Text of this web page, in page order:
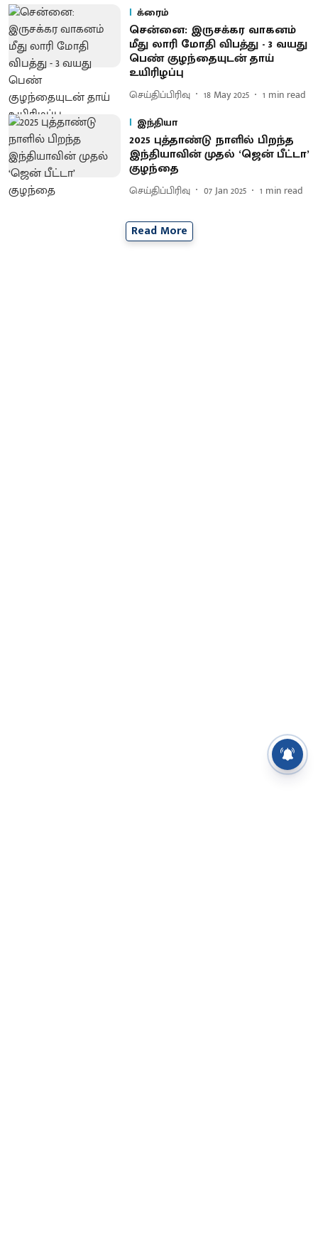
க்ரைம்
சென்னை: இருசக்கர வாகனம்
மீது லாரி மோதி விபத்து - 3 வயது
பெண் குழந்தையுடன் தாய்
உயிரிழப்பு
செய்திப்பிரிவு 18 May 2025 1 min read
இந்தியா
2025 புத்தாண்டு நாளில் பிறந்த
இந்தியாவின் முதல் ‘ஜென் பீட்டா’
குழந்தை
செய்திப்பிரிவு 07 Jan 2025 1 min read
Read More